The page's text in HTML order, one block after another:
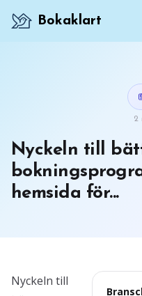
Bokaklart
2
Nyckeln till
hemsida för...
Nyckeln till